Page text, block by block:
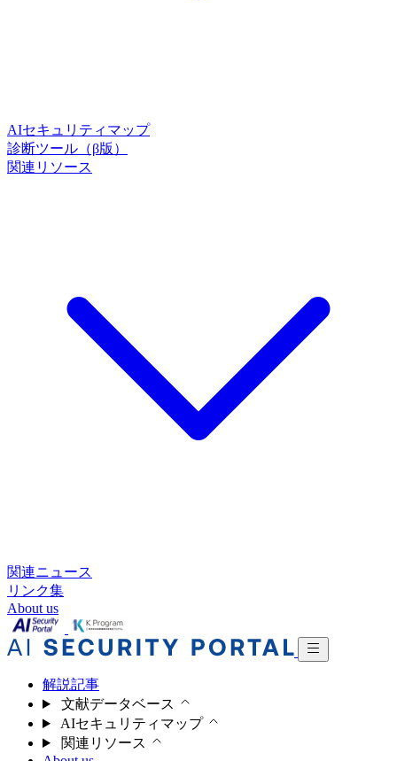
AIセキュリティマップ
診断ツール（β版）
関連リソース
関連ニュース
リンク集
About us
解説記事
文献データベース
AIセキュリティマップ
関連リソース